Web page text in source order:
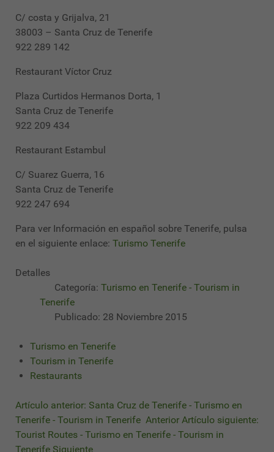
C/ costa y Grijalva, 21
38003 – Santa Cruz de Tenerife
922 289 142
Restaurant Víctor Cruz
Plaza Curtidos Hermanos Dorta, 1
Santa Cruz de Tenerife
922 209 434
Restaurant Estambul
C/ Suarez Guerra, 16
Santa Cruz de Tenerife
922 247 694
Para ver Información en español sobre Tenerife, pulsa
en el siguiente enlace: Turismo Tenerife
Detalles
Categoría: Turismo en Tenerife - Tourism in
Tenerife
Publicado: 28 Noviembre 2015
Turismo en Tenerife
Tourism in Tenerife
Restaurants
Artículo anterior: Santa Cruz de Tenerife - Turismo en
Tenerife - Tourism in Tenerife Anterior Artículo siguiente:
Tourist Routes - Turismo en Tenerife - Tourism in
Tenerife Siguiente